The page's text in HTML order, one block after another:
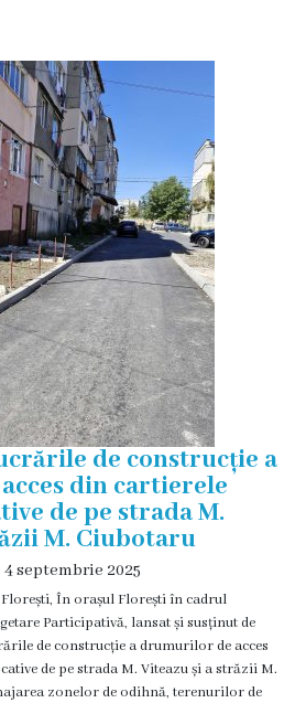
de construcție a
din cartierele
de pe strada M.
M. Ciubotaru
4 septembrie 2025
În orașul Florești în cadrul
Participativă, lansat și susținut de
de construcție a drumurilor de acces
de pe strada M. Viteazu și a străzii M.
zonelor de odihnă, terenurilor de